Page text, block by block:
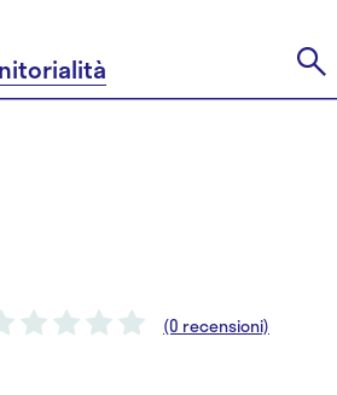
(0 recensioni)